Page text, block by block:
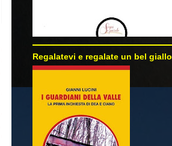
Regalatevi e regalate un bel giallo